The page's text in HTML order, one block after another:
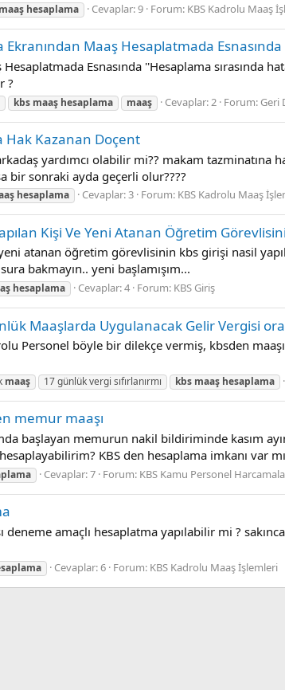
maaş hesaplama Cevaplar: 9 Forum: KBS Kadrolu Maaş
Maaş Hesaplatmada Esnasında
Esnasında ''Hesaplama sırasında
?
kbs maaş hesaplama maaş Cevaplar: 2 Forum: Geri
Hak Kazanan Doçent
yardımcı olabilir mi?? makam tazminatına
bir sonraki ayda geçerli olur????
hesaplama Cevaplar: 3 Forum: KBS Kadrolu Maaş
Kişi Ve Yeni Atanan Öğretim
atanan öğretim görevlisinin kbs girişi nasil
bakmayın.. yeni başlamışım...
hesaplama Cevaplar: 4 Forum: KBS Giriş
Maaşlarda Uygulanacak Gelir Vergisi
Personel böyle bir dilekçe vermiş, kbsden
maaş 17 günlük vergi sıfırlanırmı kbs maaş hesaplama
memur maaşı
başlayan memurun nakil bildiriminde kasım
hesaplayabilirim? KBS den hesaplama imkanı var
Cevaplar: 7 Forum: KBS Kamu Personel
amaçlı hesaplatma yapılabilir mi ?
Cevaplar: 6 Forum: KBS Kadrolu Maaş İşlemleri